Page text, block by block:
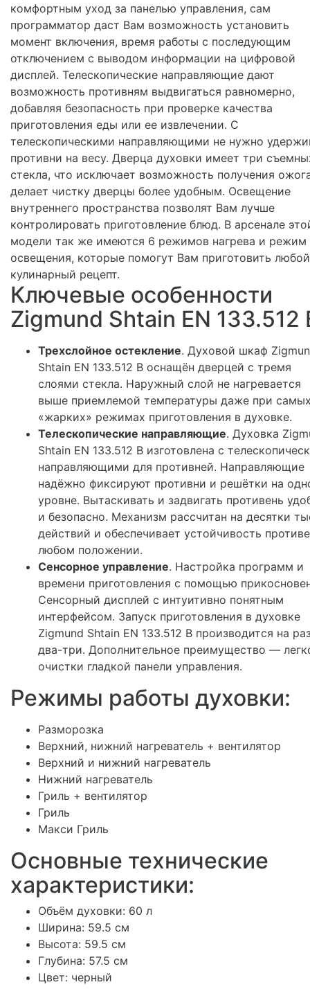
комфортным уход за панелью управления, сам
программатор даст Вам возможность установить
момент включения, время работы с последующим
отключением с выводом информации на цифровой
дисплей. Телескопические направляющие дают
возможность противням выдвигаться равномерно,
добавляя безопасность при проверке качества
приготовления еды или ее извлечении. С
телескопическими направляющими не нужно
противни на весу. Дверца духовки имеет три
стекла, что исключает возможность получения
делает чистку дверцы более удобным. Освещение
внутреннего пространства позволят Вам лучше
контролировать приготовление блюд. В арсенале
модели так же имеются 6 режимов нагрева и режим
освещения, которые помогут Вам приготовить любой
кулинарный рецепт.
Ключевые особенности
Zigmund Shtain EN 133.512
Трехслойное остекление. Духовой шкаф
Shtain EN 133.512 B оснащён дверцей с тремя
слоями стекла. Наружный слой не нагревается
выше приемлемой температуры даже при
«жарких» режимах приготовления в духовке.
Телескопические направляющие. Духовка
Shtain EN 133.512 B изготовлена с
направляющими для противней. Направляющие
надёжно фиксируют противни и решётки на
уровне. Вытаскивать и задвигать противень
и безопасно. Механизм рассчитан на десятки
действий и обеспечивает устойчивость
любом положении.
Сенсорное управление. Настройка программ и
времени приготовления с помощью
Сенсорный дисплей с интуитивно понятным
интерфейсом. Запуск приготовления в духовке
Zigmund Shtain EN 133.512 B производится на
два-три. Дополнительное преимущество —
очистки гладкой панели управления.
Режимы работы духовки:
Разморозка
Верхний, нижний нагреватель + вентилятор
Верхний и нижний нагреватель
Нижний нагреватель
Гриль + вентилятор
Гриль
Макси Гриль
Основные технические
характеристики:
Объём духовки: 60 л
Ширина: 59.5 см
Высота: 59.5 см
Глубина: 57.5 см
Цвет: черный